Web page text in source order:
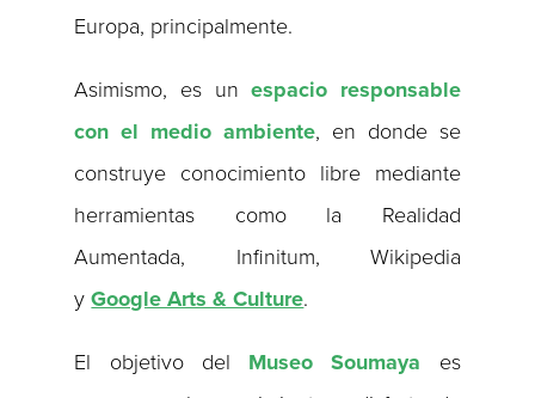
Europa, principalmente.
Asimismo, es unespacio responsable
con el medio ambiente, en donde se
construye conocimiento libre mediante
herramientas como la Realidad
Aumentada, Infinitum, Wikipedia
yGoogle Arts & Culture.
El objetivo del Museo Soumaya es